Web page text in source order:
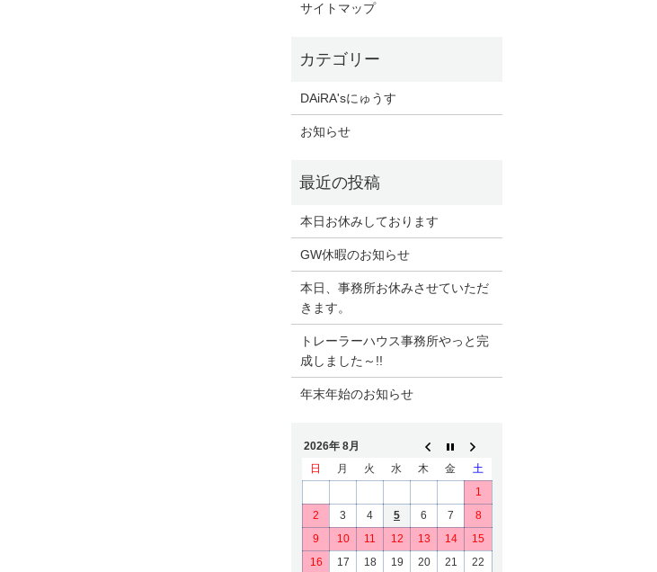
サイトマップ
DAiRA'sにゅうす
お知らせ
本日お休みしております
GW休暇のお知らせ
本日、事務所お休みさせていただ
きます。
トレーラーハウス事務所やっと完
成しました～!!
年末年始のお知らせ
2026年 8月
日
月 火 水 木 金
土
1
2
3 4 5 6 7
8
9
10 11 12 13 14
15
16
17 18 19 20 21 22